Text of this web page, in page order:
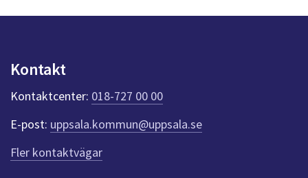
n
k
t
e
r
f
ö
r
Kontakt
Kontaktcenter: 018-727 00 00
E-post: uppsala.kommun@uppsala.se
Fler kontaktvägar